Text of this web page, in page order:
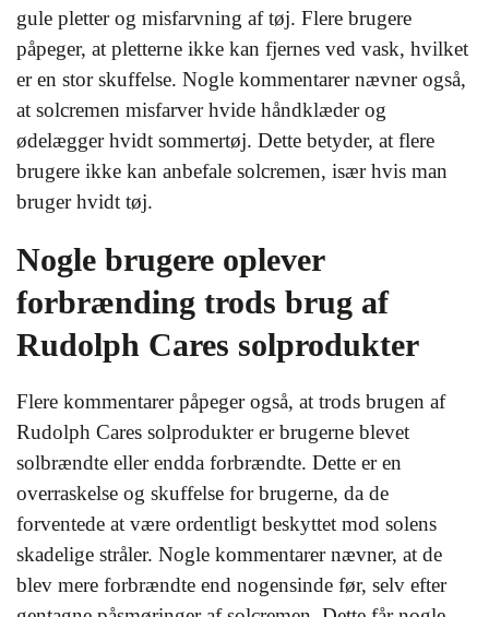
gule pletter og misfarvning af tøj. Flere brugere
påpeger, at pletterne ikke kan fjernes ved vask, hvilket
er en stor skuffelse. Nogle kommentarer nævner også,
at solcremen misfarver hvide håndklæder og
ødelægger hvidt sommertøj. Dette betyder, at flere
brugere ikke kan anbefale solcremen, især hvis man
bruger hvidt tøj.
Nogle brugere oplever
forbrænding trods brug af
Rudolph Cares solprodukter
Flere kommentarer påpeger også, at trods brugen af
Rudolph Cares solprodukter er brugerne blevet
solbrændte eller endda forbrændte. Dette er en
overraskelse og skuffelse for brugerne, da de
forventede at være ordentligt beskyttet mod solens
skadelige stråler. Nogle kommentarer nævner, at de
blev mere forbrændte end nogensinde før, selv efter